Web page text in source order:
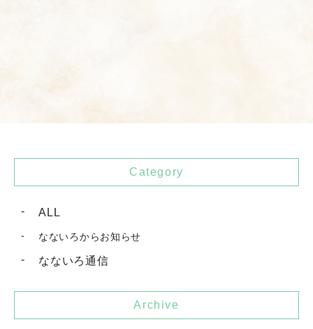
Category
ALL
なないろからお知らせ
なないろ通信
Archive